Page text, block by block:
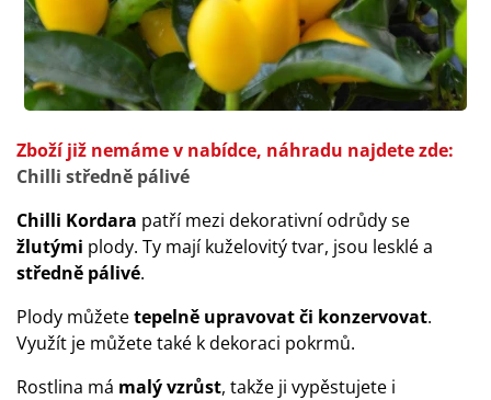
Zboží již nemáme v nabídce, náhradu najdete zde:
Chilli středně pálivé
Chilli Kordara patří mezi dekorativní odrůdy se
žlutými plody. Ty mají kuželovitý tvar, jsou lesklé a
středně pálivé.
Plody můžetetepelně upravovat či konzervovat.
Využít je můžete také k dekoraci pokrmů.
Rostlina má malý vzrůst, takže ji vypěstujete i